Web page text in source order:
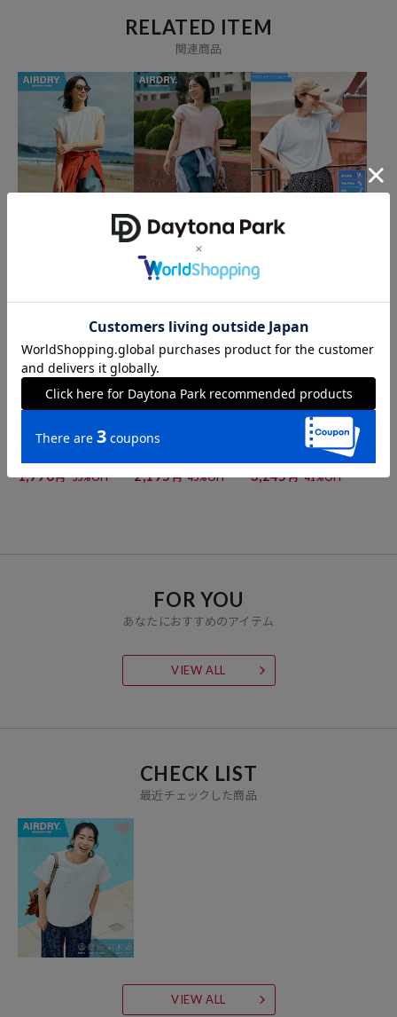
【FREAK'S STORE／フリークスストア】
想いからスタート。1986年の創業以来、洋服、雑貨、インテリアな
ど自分たちが本気でカッコ良いと思うものをセレクト。積極的に楽し
む生活体験者＝フリークとして、アメリカンライフスタイルの楽しみ
方を提案するセレクトショップです。
RELATED ITEM
関連商品
<接触冷感/UV> AIRDRY HI
FREAK'S STORE
<接触冷感/UV> AIRDRY HI
GHCOOL キーネックTシ
ャツ
2,195円 45%OFF
FREAK'S STORE
＜汗ジミ防止＞ 天竺コン
1,955
＜汗ジミ防止＞天竺コン
ット
1,796円 55%OFF
＜汗ジミ防止＞天竺ノー
カット
2,195円 45%OFF
FREAK'S STORE
異素材ドッキング タンク
3,245円 41%OFF
FOR YOU
あなたにおすすめのアイテム
VIEW ALL
CHECK LIST
最近チェックした商品
VIEW ALL